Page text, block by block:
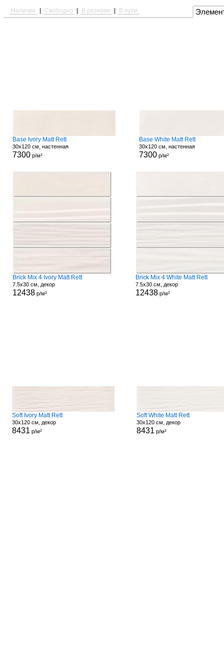
Наличие Свободно В резерве В пути
Base Ivory Matt Rett
30x120 см, настенная
7300 р/м²
Base White Matt Rett
30x120 см, настенная
7300 р/м²
Brick Mix 4 Ivory Matt Rett
7.5x30 см, декор
12438 р/м²
Brick Mix 4 White Matt Rett
7.5x30 см, декор
12438 р/м²
Soft Ivory Matt Rett
30x120 см, декор
8431 р/м²
Soft White Matt Rett
30x120 см, декор
8431 р/м²